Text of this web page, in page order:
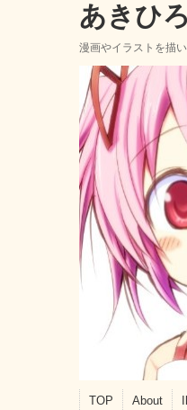
あきひ
漫画やイラストを描
TOP About